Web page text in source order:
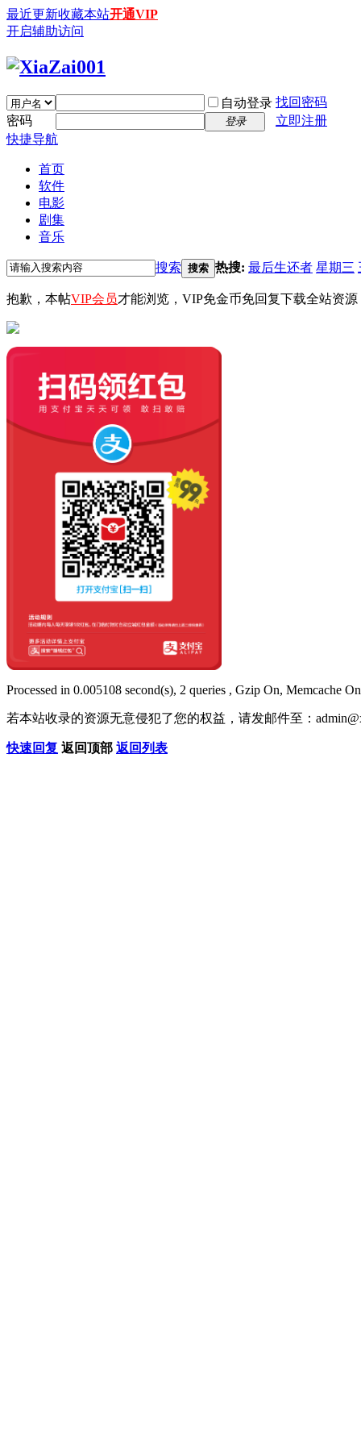
最近更新收藏本站开通VIP
开启辅助访问
自动登录 找回密码
密码
登录
立即注册
快捷导航
首页
软件
电影
剧集
音乐
搜索 搜索 热搜: 最后生还者 星期三
抱歉，本帖VIP会员才能浏览，VIP免金币免回复下载全站资源
Processed in 0.005108 second(s), 2 queries , Gzip On, Memcache
若本站收录的资源无意侵犯了您的权益，请发邮件至：
快速回复 返回顶部 返回列表